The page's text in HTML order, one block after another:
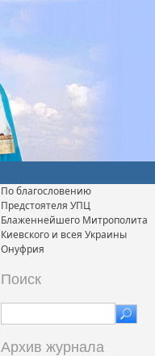
По благословению
Предстоятеля УПЦ
Блаженнейшего Митрополита
Киевского и всея Украины
Онуфрия
Поиск
Архив журнала